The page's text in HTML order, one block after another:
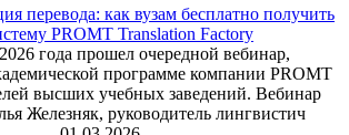
перевода: как вузам бесплатно получить
PROMT Translation Factory
года прошел очередной вебинар,
программе компании PROMT
высших учебных заведений. Вебинар
Железняк, руководитель лингвистич